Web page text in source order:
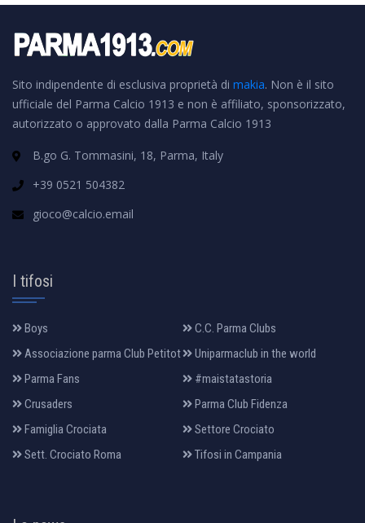
Sito indipendente di esclusiva proprietà di makia. Non è il sito
ufficiale del Parma Calcio 1913 e non è affiliato, sponsorizzato,
autorizzato o approvato dalla Parma Calcio 1913
B.go G. Tommasini, 18, Parma, Italy
+39 0521 504382
gioco@calcio.email
I tifosi
Boys
C.C. Parma Clubs
Associazione parma Club Petitot
Uniparmaclub in the world
Parma Fans
#maistatastoria
Crusaders
Parma Club Fidenza
Famiglia Crociata
Settore Crociato
Sett. Crociato Roma
Tifosi in Campania